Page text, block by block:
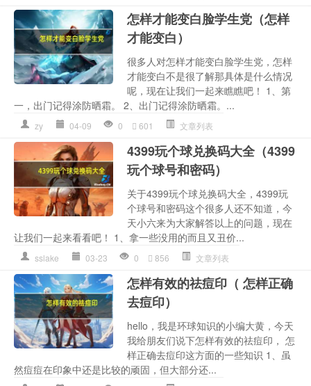
怎样才能变白脸学生党（怎样
才能变白）
很多人对怎样才能变白脸学生党，怎样
才能变白不是很了解那具体是什么情况
呢，现在让我们一起来瞧瞧吧！ 1、第
一，出门记得涂防晒霜。 2、出门记得涂防晒霜。...
zy 04-09 0 601 文章列表
4399玩个球兑换码大全（4399
玩个球号和密码）
关于4399玩个球兑换码大全，4399玩
个球号和密码这个很多人还不知道，今
天小六来为大家解答以上的问题，现在
让我们一起来看看吧！ 1、拿一些没用的而且又丑价...
sslake 03-23 0 856 文章列表
怎样有效的祛痘印（​ 怎样正确
去痘印）
hello，我是环球知识的小编大黄，今天
我给朋友们说下怎样有效的祛痘印，​ 怎
样正确去痘印这方面的一些知识 1、虽
然痘痘在印象中还是比较的顽固，但大部分还...